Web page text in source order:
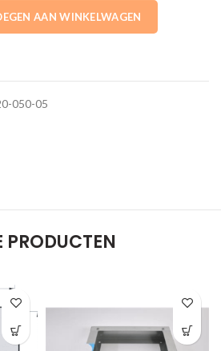
Zeno dubbellaags
AAN WINKELWAGEN
050-05
PRODUCTEN